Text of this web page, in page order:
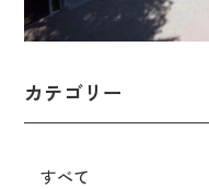
カテゴリー
すべて